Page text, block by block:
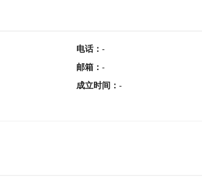
电话： -
邮箱 ： -
成立时间 ： -